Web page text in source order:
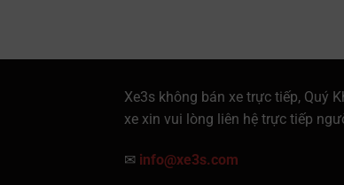
Xe3s không bán xe trực tiếp, Quý
xe xin vui lòng liên hệ trực tiếp
✉ info@xe3s.com